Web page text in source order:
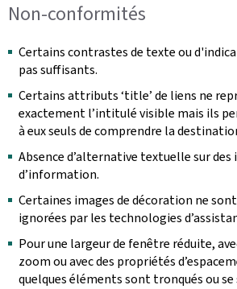
Non-conformités
Certains contrastes de texte ou
pas suffisants.
Certains attributs ‘title’ de liens ne
exactement l’intitulé visible mais ils
à eux seuls de comprendre la
Absence d’alternative textuelle sur des
d’information.
Certaines images de décoration ne
ignorées par les technologies
Pour une largeur de fenêtre réduite,
zoom ou avec des propriétés
quelques éléments sont tronqués ou